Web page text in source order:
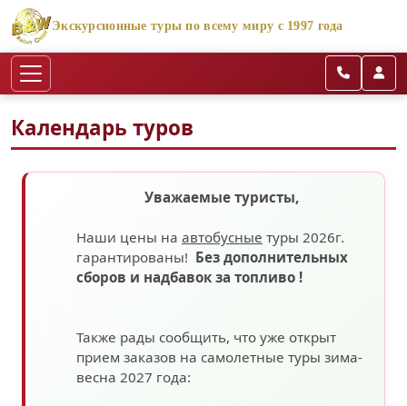
Экскурсионные туры по всему миру с 1997 года
Календарь туров
Уважаемые туристы,
Наши цены на автобусные туры 2026г.
гарантированы! Без дополнительных
сборов и надбавок за топливо !
Также рады сообщить, что уже открыт
прием заказов на самолетные туры зима-
весна 2027 года: